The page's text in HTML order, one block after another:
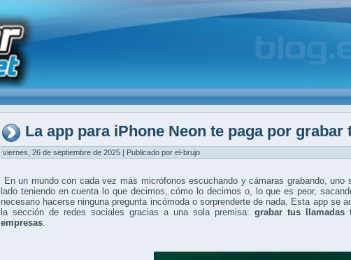
La app para iPhone Neon te paga por grabar
viernes, 26 de septiembre de 2025 | Publicado por el-brujo
En un mundo con cada vez más micrófonos escuchando y cámaras grabando,
lado teniendo en cuenta lo que decimos, cómo lo decimos o, lo que es peor,
necesario hacerse ninguna pregunta incómoda o sorprenderte de nada. Esta app se
la sección de redes sociales gracias a una sola premisa: grabar tus llamadas
empresas